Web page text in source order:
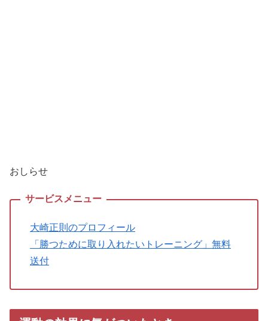
おしらせ
大崎正則のプロフィール
「勝つために取り入れたいトレーニング」無料
送付